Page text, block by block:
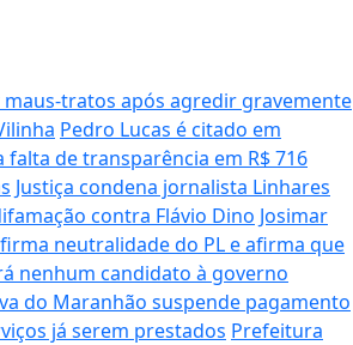
tratos após agredir gravemente
Pedro Lucas é citado em
de transparência em R$ 716
Justiça condena jornalista Linhares
contra Flávio Dino Josimar
neutralidade do PL e afirma que
nenhum candidato à governo
do Maranhão suspende pagamento
já serem prestados Prefeitura